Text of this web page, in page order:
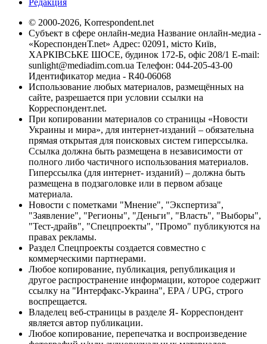
© 2000-2026, Korrespondent.net
Субъект в сфере онлайн-медиа Название онлайн-медиа -
«КореспонденТ.net» Адрес: 02091, місто Київ,
ХАРКІВСЬКЕ ШОСЕ, будинок 172-Б, офіс 208/1 E-mail:
sunlight@mediadim.com.ua Телефон: 044-205-43-00
Идентификатор медиа - R40-06068
Использование любых материалов, размещённых на
сайте, разрешается при условии ссылки на
Корреспондент.net.
При копировании материалов со страницы «Новости
Украины и мира», для интернет-изданий – обязательна
прямая открытая для поисковых систем гиперссылка.
Ссылка должна быть размещена в независимости от
полного либо частичного использования материалов.
Гиперссылка (для интернет- изданий) – должна быть
размещена в подзаголовке или в первом абзаце
материала.
Новости с пометками "Мнение", "Экспертиза",
"Заявление", "Регионы", "Деньги", "Власть", "Выборы",
"Тест-драйв", "Спецпроекты", "Промо" публикуются на
правах рекламы.
Раздел Спецпроекты создается совместно с
коммерческими партнерами.
Любое копирование, публикация, републикация и
другое распространение информации, которое содержит
ссылку на "Интерфакс-Украина", EPA / UPG, строго
воспрещается.
Владелец веб-страницы в разделе Я- Корреспондент
является автор публикации.
Любое копирование, перепечатка и воспроизведение